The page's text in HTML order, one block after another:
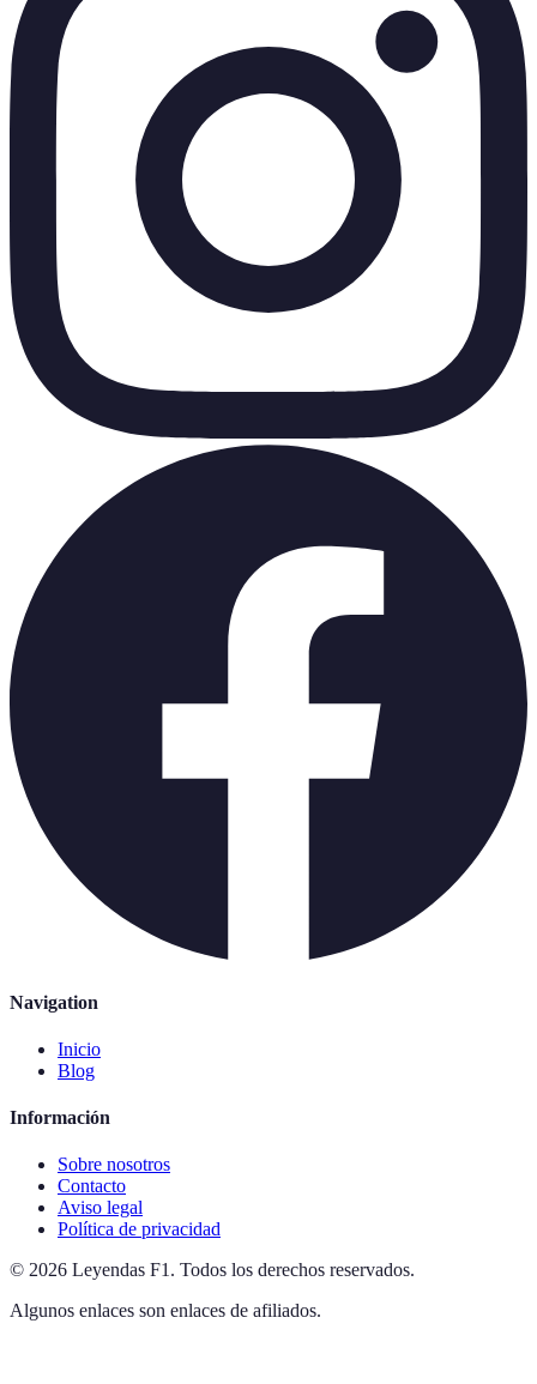
Navigation
Inicio
Blog
Información
Sobre nosotros
Contacto
Aviso legal
Política de privacidad
© 2026 Leyendas F1. Todos los derechos reservados.
Algunos enlaces son enlaces de afiliados.